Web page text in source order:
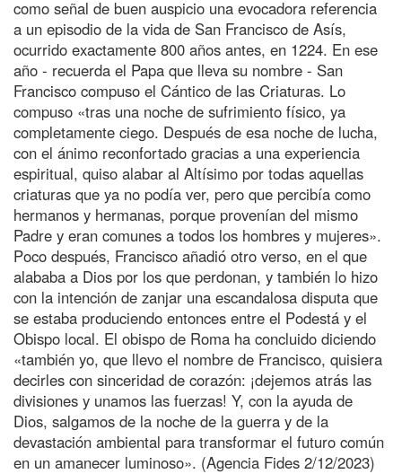
como señal de buen auspicio una evocadora referencia
a un episodio de la vida de San Francisco de Asís,
ocurrido exactamente 800 años antes, en 1224. En ese
año - recuerda el Papa que lleva su nombre - San
Francisco compuso el Cántico de las Criaturas. Lo
compuso «tras una noche de sufrimiento físico, ya
completamente ciego. Después de esa noche de lucha,
con el ánimo reconfortado gracias a una experiencia
espiritual, quiso alabar al Altísimo por todas aquellas
criaturas que ya no podía ver, pero que percibía como
hermanos y hermanas, porque provenían del mismo
Padre y eran comunes a todos los hombres y mujeres».
Poco después, Francisco añadió otro verso, en el que
alababa a Dios por los que perdonan, y también lo hizo
con la intención de zanjar una escandalosa disputa que
se estaba produciendo entonces entre el Podestá y el
Obispo local. El obispo de Roma ha concluido diciendo
«también yo, que llevo el nombre de Francisco, quisiera
decirles con sinceridad de corazón: ¡dejemos atrás las
divisiones y unamos las fuerzas! Y, con la ayuda de
Dios, salgamos de la noche de la guerra y de la
devastación ambiental para transformar el futuro común
en un amanecer luminoso». (Agencia Fides 2/12/2023)